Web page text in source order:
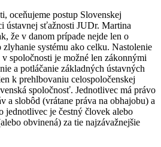
oceňujeme postup Slovenskej
ústavnej sťažnosti JUDr. Martina
že v danom prípade nejde len o
systému ako celku. Nastolenie
spoločnosti je možné len zákonnými
a potláčanie základných ústavných
k prehlbovaniu celospoločenskej
spoločnosť. Jednotlivec má právo
a slobôd (vrátane práva na obhajobu) a
jednotlivec je čestný človek alebo
obvinená) za tie najzávažnejšie